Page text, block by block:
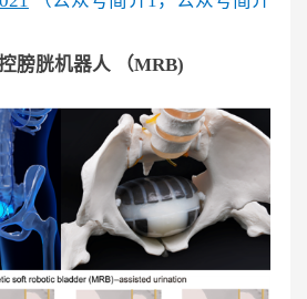
膀胱机器人 （MRB)